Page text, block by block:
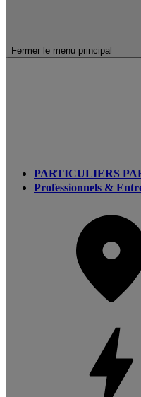
Fermer le menu principal
PARTICULIERS
Professionnels &